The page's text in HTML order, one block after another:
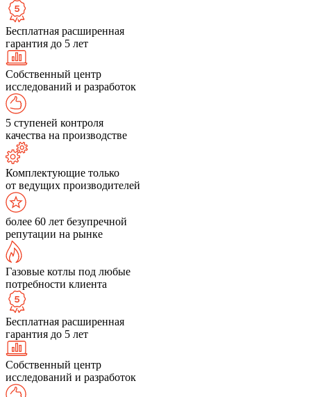
Бесплатная расширенная
гарантия до 5 лет
Собственный центр
исследований и разработок
5 ступеней контроля
качества на производстве
Комплектующие только
от ведущих производителей
более 60 лет безупречной
репутации на рынке
Газовые котлы под любые
потребности клиента
Бесплатная расширенная
гарантия до 5 лет
Собственный центр
исследований и разработок